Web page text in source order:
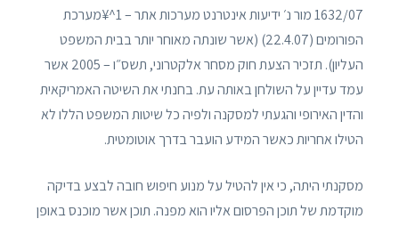
1632/07 מור נ׳ ידיעות אינטרנט מערכות אתר – 1^¥מערכת
הפורומים (22.4.07) (אשר שונתה מאוחר יותר בבית המשפט
העליון). תזכיר הצעת חוק מסחר אלקטרוני, תשס״ו – 2005 אשר
עמד עדיין על השולחן באותה עת. בחנתי את השיטה האמריקאית
והדין האירופי והגעתי למסקנה ולפיה כל שיטות המשפט הללו לא
הטילו אחריות כאשר המידע הועבר בדרך אוטומטית.
מסקנתי היתה, כי אין להטיל על מנוע חיפוש חובה לבצע בדיקה
מוקדמת של תוכן הפרסום אליו הוא מפנה. תוכן אשר מוכנס באופן